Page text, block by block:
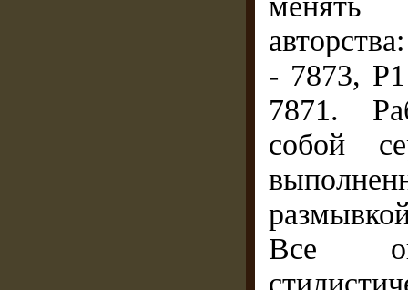
- 7873,
7871.
собой
Все